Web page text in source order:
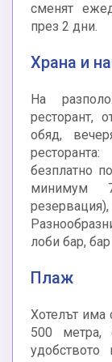
сменят
през 2 дни.
Храна и
На
ресторант,
обяд,
безплатно
минимум
лоби бар,
Плаж
Хотелът има
500 метра,
удобството